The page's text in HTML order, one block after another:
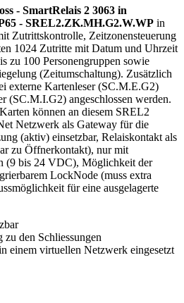
- SmartRelais 2 3063 in
- SREL2.ZK.MH.G2.W.WP in
Zutrittskontrolle, Zeitzonensteuerung
1024 Zutritte mit Datum und Uhrzeit
zu 100 Personengruppen sowie
(Zeitumschaltung). Zusätzlich
externe Kartenleser (SC.M.E.G2)
(SC.M.I.G2) angeschlossen werden.
können an diesem SREL2
Netzwerk als Gateway für die
(aktiv) einsetzbar, Relaiskontakt als
zu Öffnerkontakt), nur mit
(9 bis 24 VDC), Möglichkeit der
LockNode (muss extra
für eine ausgelagerte
den Schliessungen
einem virtuellen Netzwerk eingesetzt